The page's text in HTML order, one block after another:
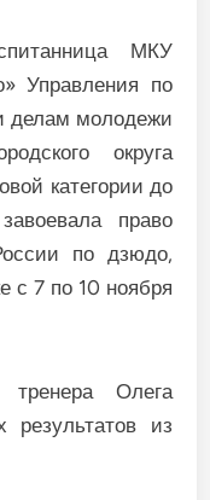
МКУ
Управления по
делам молодежи
округа
категории до
право
по дзюдо,
с 7 по 10 ноября
Олега
из